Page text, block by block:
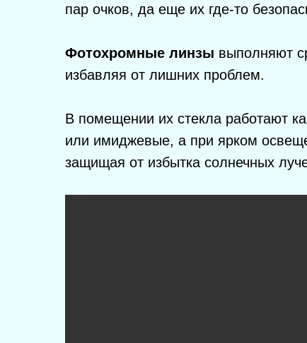
пар очков, да еще их где-то
Фотохромные линзы выполняют
избавляя от лишних проблем.
В помещении их стекла работают
или имиджевые, а при ярком
защищая от избытка солнечных